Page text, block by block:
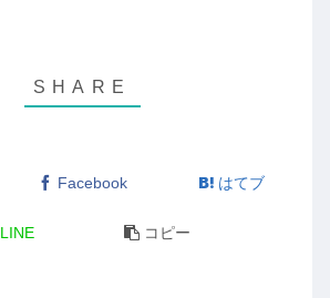
Facebook はてブ
LINE コピー